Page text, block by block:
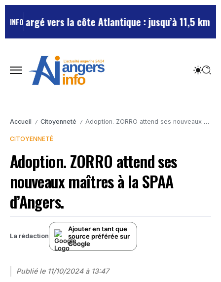
INFO vers la côte Atlantique : jusqu’à 11,5 km de
Accueil / Citoyenneté / Adoption. ZORRO attend ses nouveaux maîtres à la SPAA d’Angers.
CITOYENNETÉ
Adoption. ZORRO attend ses
nouveaux maîtres à la SPAA
d’Angers.
La rédaction
Ajouter en tant que
source préférée sur
Google
Publié le 11/10/2024 à 13:47